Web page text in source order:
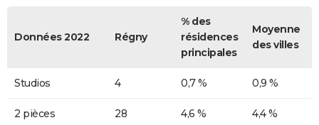
Données 2022 Régny
% des
résidences
principales
Moyenne
des villes
Studios 4 0,7 % 0,9 %
2 pièces 28 4,6 % 4,4 %